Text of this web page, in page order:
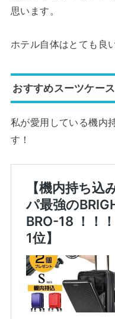
思います。
ホテル自体はとても良
おすすめスーツケース
私が愛用している機内
す！